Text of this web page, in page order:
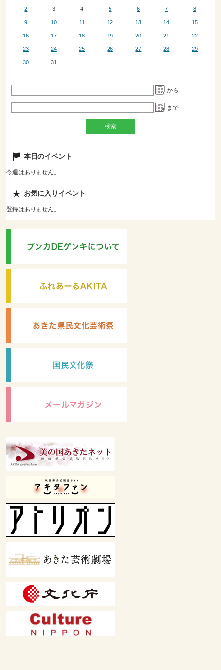
2 3 4 5 6 7 8
9 10 11 12 13 14 15
16 17 18 19 20 21 22
23 24 25 26 27 28 29
30 31
から
まで
本日のイベント
今週はありません。
お気に入りイベント
登録はありません。